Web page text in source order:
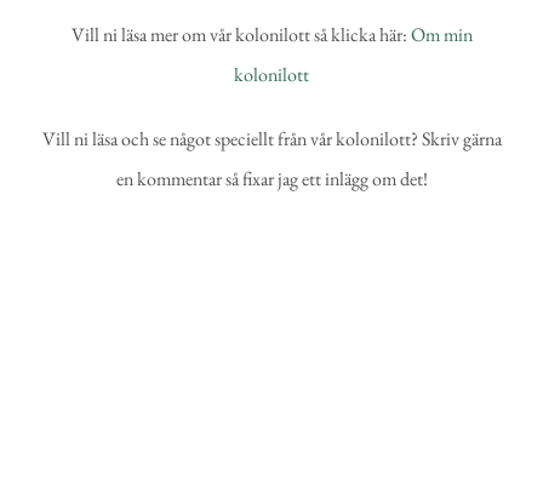
Vill ni läsa mer om vår kolonilott så klicka här:Om min
kolonilott
Vill ni läsa och se något speciellt från vår kolonilott? Skriv gärna
en kommentar så fixar jag ett inlägg om det!